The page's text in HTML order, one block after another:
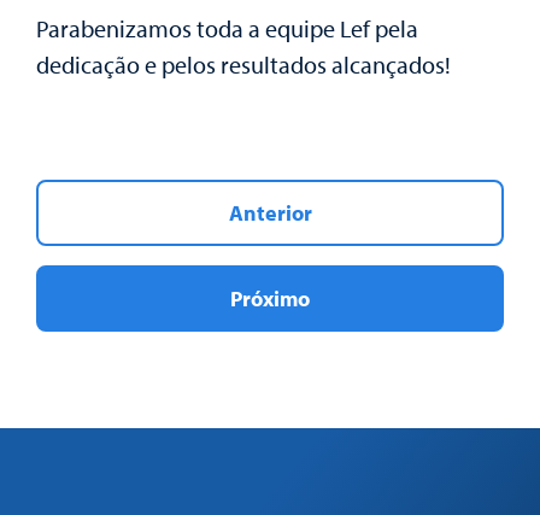
Parabenizamos toda a equipe Lef pela
dedicação e pelos resultados alcançados!
Anterior
Próximo